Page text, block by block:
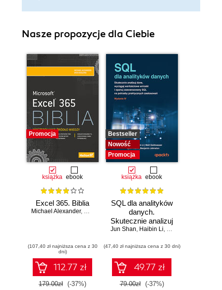
Nasze propozycje dla Ciebie
Promocja
książka ebook
Excel 365. Biblia
Michael Alexander, Dick Kusleika
(107,40 zł najniższa cena z 30
dni)
112.77 zł
179.00zł (-37%)
Bestseller
Nowość
Promocja
książka ebook
SQL dla analityków
danych.
Skutecznie analizuj
dane, wyciągaj
wnioski i opanuj
zaawansowany
SQL na potrzeby
praktycznych
zastosowań.
Jun Shan, Haibin Li, Matt Goldwasser
(47,40 zł najniższa cena z 30 dni)
49.77 zł
79.00zł (-37%)